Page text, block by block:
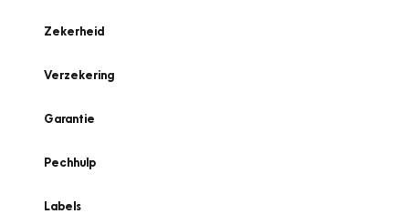
Zekerheid
Verzekering
Garantie
Pechhulp
Labels